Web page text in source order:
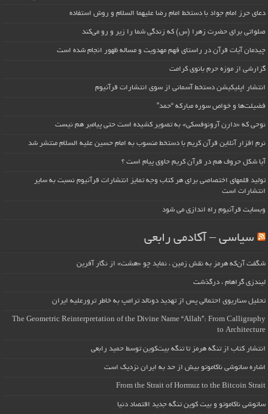
دعای حرز امام جواد با دستخط امام رضا علیهما السلام و روش استفاده
صلواتی برای حضرت زهرا (س) که زندگی شما را زیر و رو می‌کند
چیدمان آیات قرآن در راستای فهم مهدویت و مساله ظهور انجام شده است
گزارشی از موزه حرم بانوی کرامت
انتشار اپلیکیشن دستخط آسمانی از سوی انتشارات قرآنیوم
فضیلت‌ها و خواص سوره مبارکه “حمد”
نوحی که «دارِن آرونوفسکی» به تصویر کشیده است حتی پیامبر هم نیست
نرم افزار آنلاین قرآن کریم با دستخط منسوب به امام حسین علیه السلام منتشر شد
آیا شکل حروف هم در قرآن کریم حاوی پیام است ؟
تولید قلمهای اختصاصی برای هر کتاب وجه تمایز انتشارات قرآنیوم نسبت به سایر
انتشارات است
وبسایت قرآنیوم راه اندازی می شود
سیاسی – آکادمی رابعی
شگفت آن‌که هرمز به نقش زمین ، نماید چو «هشت» از نگار آفرین
لیندزی گراهام ، درگذشت
تحلیل سناریوی احتمالی پس از تهدید دونالد ترامپ به خاطر ترورعلیه ایران
The Geometric Reinterpretation of the Divine Name “Allah”: From Calligraphy
to Architecture
انتشار کتاب از تنگه هرمز تا تنگه بیت‌کوین توسط حمید رابعی
اشاره ساتوشی ناکاموتو بیش از حد به ایران نزدیک است
From the Strait of Hormuz to the Bitcoin Strait
ساتوشی ناکاموتو و بیت کوین تنگه جدید اقتصاد دنیا